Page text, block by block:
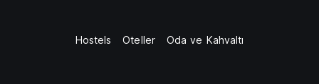
Hostels Oteller Oda ve Kahvaltı